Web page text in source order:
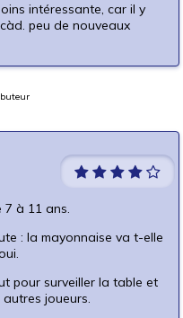
intéressante, car il y
peu de nouveaux
à 11 ans.
: la mayonnaise va t-elle
pour surveiller la table et
joueurs.